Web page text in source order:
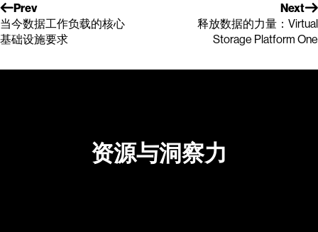
Prev
当今数据工作负载的核心
基础设施要求
Next
释放数据的力量：Virtual
Storage Platform One
资源与洞察力